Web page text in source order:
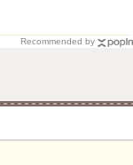
Recommended by